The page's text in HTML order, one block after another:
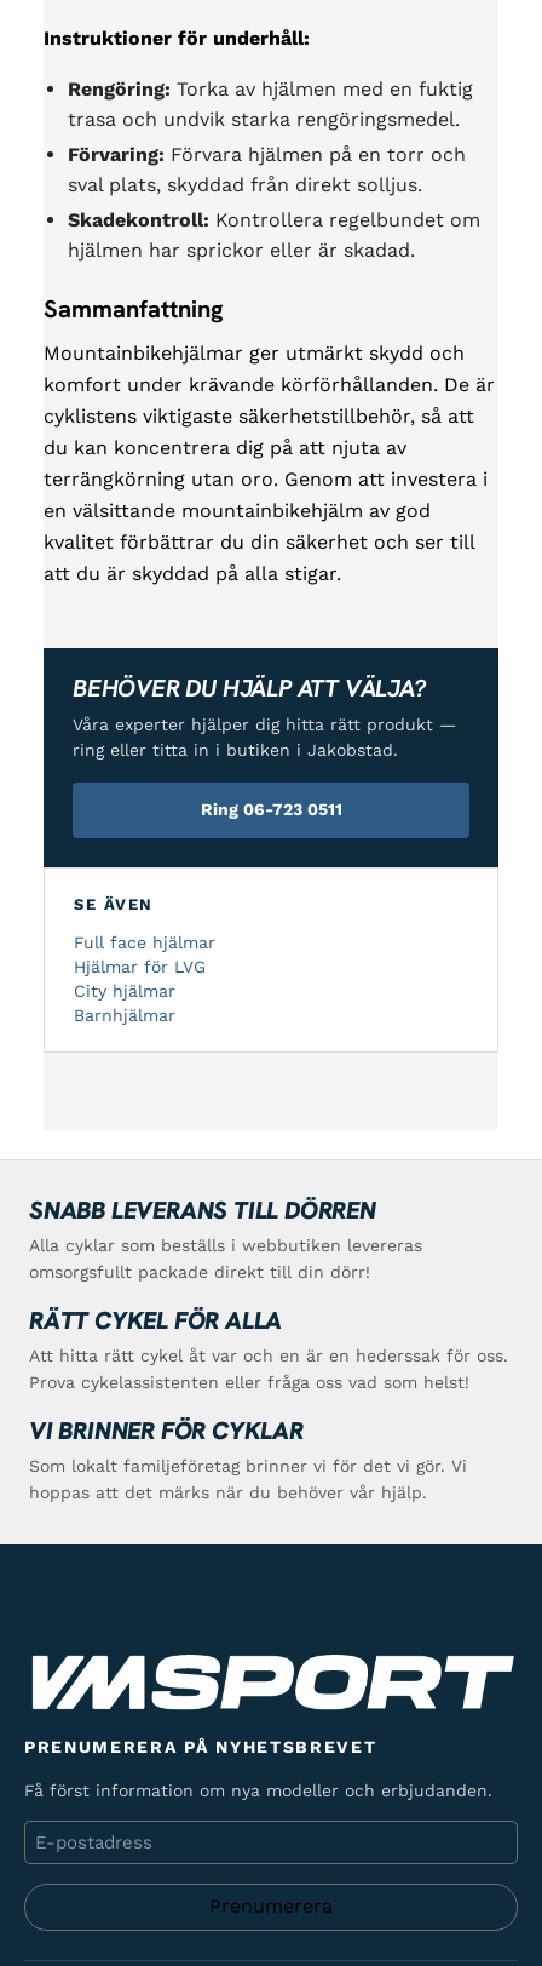
Instruktioner för underhåll:
Rengöring: Torka av hjälmen med en fuktig
trasa och undvik starka rengöringsmedel.
Förvaring: Förvara hjälmen på en torr och
sval plats, skyddad från direkt solljus.
Skadekontroll: Kontrollera regelbundet om
hjälmen har sprickor eller är skadad.
Sammanfattning
Mountainbikehjälmar ger utmärkt skydd och
komfort under krävande körförhållanden. De är
cyklistens viktigaste säkerhetstillbehör, så att
du kan koncentrera dig på att njuta av
terrängkörning utan oro. Genom att investera i
en välsittande mountainbikehjälm av god
kvalitet förbättrar du din säkerhet och ser till
att du är skyddad på alla stigar.
BEHÖVER DU HJÄLP ATT VÄLJA?
Våra experter hjälper dig hitta rätt produkt —
ring eller titta in i butiken i Jakobstad.
Ring 06-723 0511
SE ÄVEN
Full face hjälmar
Hjälmar för LVG
City hjälmar
Barnhjälmar
SNABB LEVERANS TILL DÖRREN
Alla cyklar som beställs i webbutiken levereras
omsorgsfullt packade direkt till din dörr!
RÄTT CYKEL FÖR ALLA
Att hitta rätt cykel åt var och en är en hederssak för oss.
Prova cykelassistenten eller fråga oss vad som helst!
VI BRINNER FÖR CYKLAR
Som lokalt familjeföretag brinner vi för det vi gör. Vi
hoppas att det märks när du behöver vår hjälp.
PRENUMERERA PÅ NYHETSBREVET
Få först information om nya modeller och erbjudanden.
E-
post